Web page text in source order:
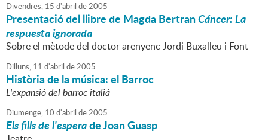
Divendres, 15 d'abril de2005
Presentació del llibre de Magda BertranCáncer: La
respuesta ignorada
Sobre el mètode del doctor arenyenc Jordi Buxalleu i Font
Dilluns, 11 d'abril de2005
Història de la música: el Barroc
L'expansió del barroc italià
Diumenge, 10 d'abril de2005
Els fills de l'esperade Joan Guasp